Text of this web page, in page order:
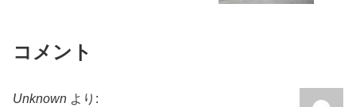
コメント
Unknown より: